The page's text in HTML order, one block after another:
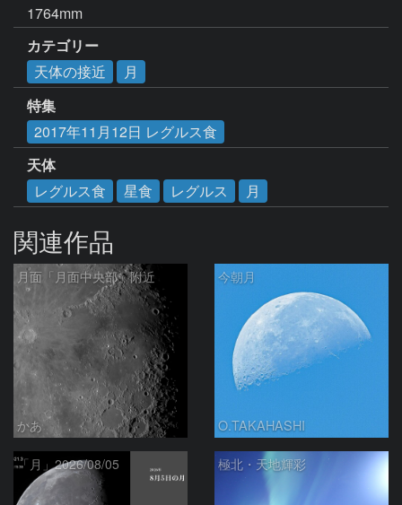
1764mm
カテゴリー
天体の接近
月
特集
2017年11月12日 レグルス食
天体
レグルス食
星食 レグルス 月
関連作品
月面「月面中央部」附近
かあ
今朝月
O.TAKAHASHI
「月」2026/08/05 極北・天地輝彩